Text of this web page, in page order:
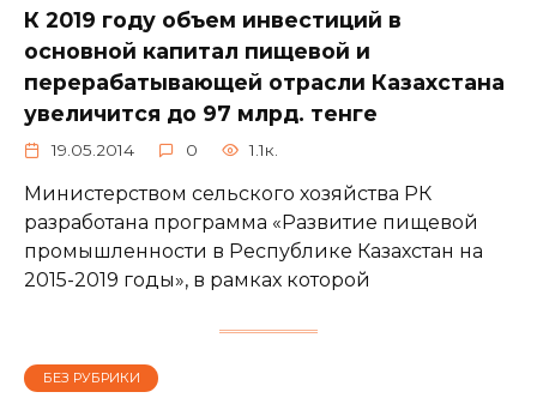
К 2019 году объем инвестиций в
основной капитал пищевой и
перерабатывающей отрасли Казахстана
увеличится до 97 млрд. тенге
19.05.2014 0 1.1к.
Министерством сельского хозяйства РК
разработана программа «Развитие пищевой
промышленности в Республике Казахстан на
2015-2019 годы», в рамках которой
БЕЗ РУБРИКИ